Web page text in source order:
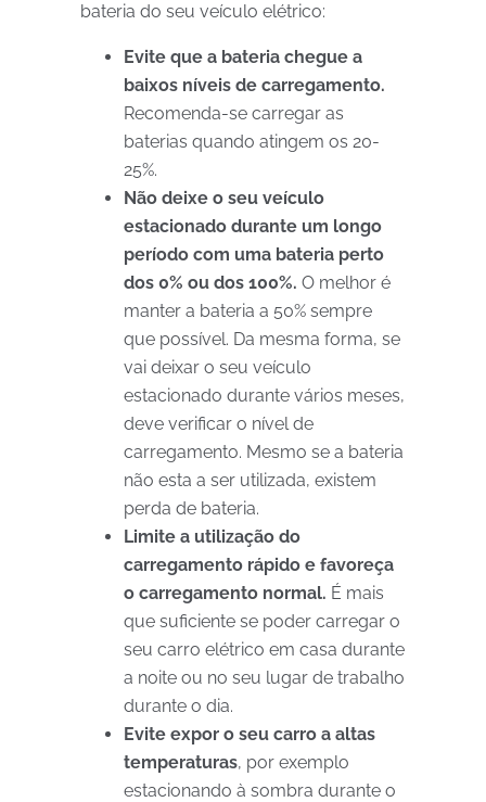
bateria do seu veículo elétrico:
Evite que a bateria chegue a
baixos níveis de carregamento.
Recomenda-se carregar as
baterias quando atingem os 20-
25%.
Não deixe o seu veículo
estacionado durante um longo
período com uma bateria perto
dos 0% ou dos 100%. O melhor é
manter a bateria a 50% sempre
que possível. Da mesma forma, se
vai deixar o seu veículo
estacionado durante vários meses,
deve verificar o nível de
carregamento. Mesmo se a bateria
não esta a ser utilizada, existem
perda de bateria.
Limite a utilização do
carregamento rápido e favoreça
o carregamento normal. É mais
que suficiente se poder carregar o
seu carro elétrico em casa durante
a noite ou no seu lugar de trabalho
durante o dia.
Evite expor o seu carro a altas
temperaturas, por exemplo
estacionando à sombra durante o